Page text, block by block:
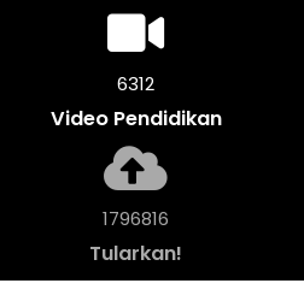
7014
Video Pendidikan
1994944
Tularkan!